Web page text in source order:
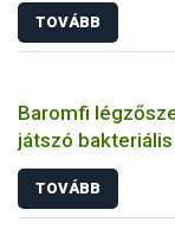
TOVÁBB
Baromfi
játszó
TOVÁBB